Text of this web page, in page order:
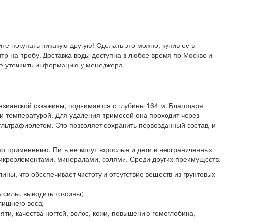
покупать никакую другую! Сделать это можно, купив ее в
на пробу. Доставка воды доступна в любое время по Москве и
уточнить информацию у менеджера.
скважины, поднимается с глубины 164 м. Благодаря
температурой. Для удаления примесей она проходит через
Это позволяет сохранить первозданный состав, и
применению. Пить ее могут взрослые и дети в неограниченных
минералами, солями. Среди других преимуществ:
что обеспечивает чистоту и отсутствие веществ из грунтовых
силы, выводить токсины;
веса;
качества ногтей, волос, кожи, повышению гемоглобина,